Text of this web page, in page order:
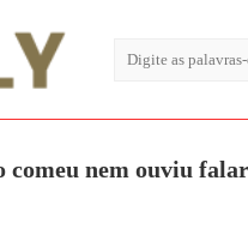
comeu nem ouviu